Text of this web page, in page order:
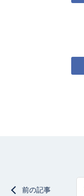
前の記事